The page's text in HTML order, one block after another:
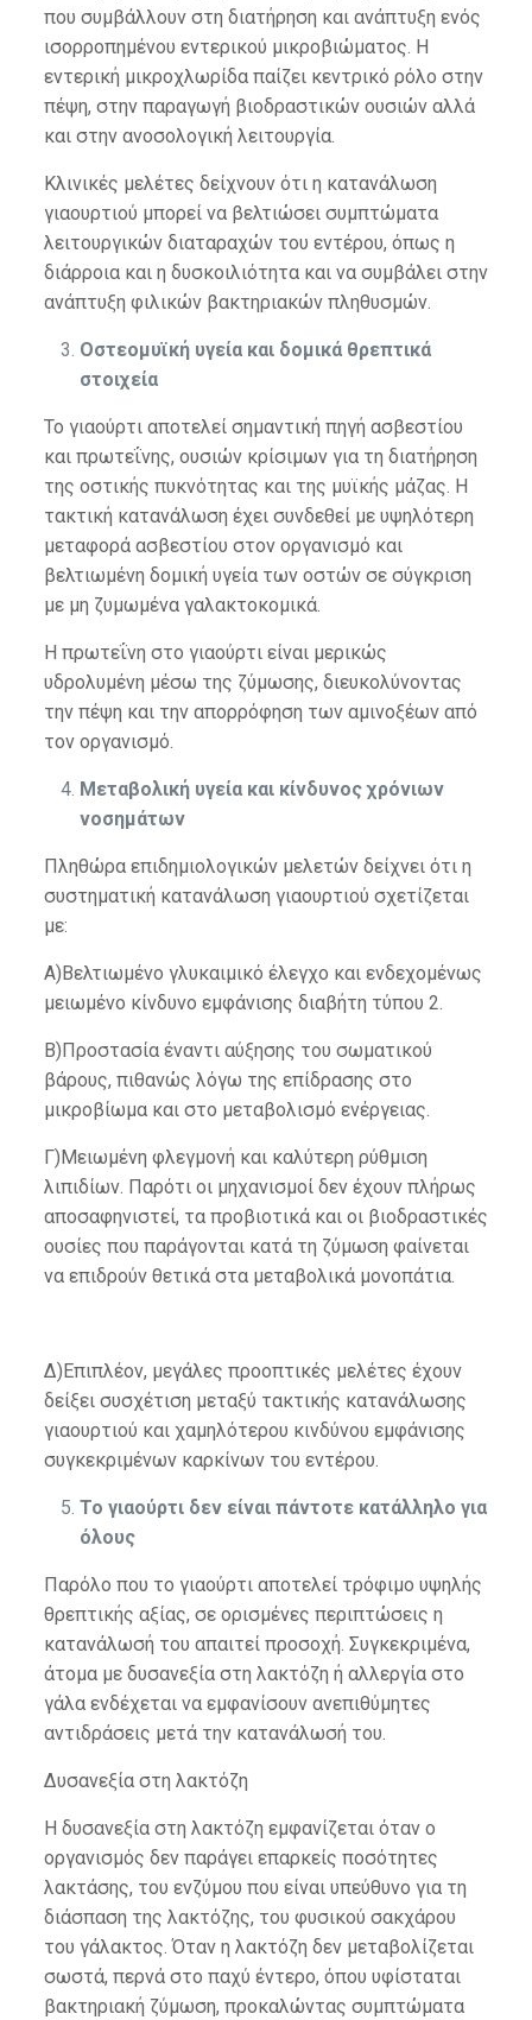
που συμβάλλουν στη διατήρηση και ανάπτυξη ενός
ισορροπημένου εντερικού μικροβιώματος. Η
εντερική μικροχλωρίδα παίζει κεντρικό ρόλο στην
πέψη, στην παραγωγή βιοδραστικών ουσιών αλλά
και στην ανοσολογική λειτουργία.
Κλινικές μελέτες δείχνουν ότι η κατανάλωση
γιαουρτιού μπορεί να βελτιώσει συμπτώματα
λειτουργικών διαταραχών του εντέρου, όπως η
διάρροια και η δυσκοιλιότητα και να συμβάλει στην
ανάπτυξη φιλικών βακτηριακών πληθυσμών.
Οστεομυϊκή υγεία και δομικά θρεπτικά
στοιχεία
Το γιαούρτι αποτελεί σημαντική πηγή ασβεστίου
και πρωτεΐνης, ουσιών κρίσιμων για τη διατήρηση
της οστικής πυκνότητας και της μυϊκής μάζας. Η
τακτική κατανάλωση έχει συνδεθεί με υψηλότερη
μεταφορά ασβεστίου στον οργανισμό και
βελτιωμένη δομική υγεία των οστών σε σύγκριση
με μη ζυμωμένα γαλακτοκομικά.
Η πρωτεΐνη στο γιαούρτι είναι μερικώς
υδρολυμένη μέσω της ζύμωσης, διευκολύνοντας
την πέψη και την απορρόφηση των αμινοξέων από
τον οργανισμό.
Μεταβολική υγεία και κίνδυνος χρόνιων
νοσημάτων
Πληθώρα επιδημιολογικών μελετών δείχνει ότι η
συστηματική κατανάλωση γιαουρτιού σχετίζεται
με:
Α)Βελτιωμένο γλυκαιμικό έλεγχο και ενδεχομένως
μειωμένο κίνδυνο εμφάνισης διαβήτη τύπου 2.
Β)Προστασία έναντι αύξησης του σωματικού
βάρους, πιθανώς λόγω της επίδρασης στο
μικροβίωμα και στο μεταβολισμό ενέργειας.
Γ)Μειωμένη φλεγμονή και καλύτερη ρύθμιση
λιπιδίων. Παρότι οι μηχανισμοί δεν έχουν πλήρως
αποσαφηνιστεί, τα προβιοτικά και οι βιοδραστικές
ουσίες που παράγονται κατά τη ζύμωση φαίνεται
να επιδρούν θετικά στα μεταβολικά μονοπάτια.
Δ)Επιπλέον, μεγάλες προοπτικές μελέτες έχουν
δείξει συσχέτιση μεταξύ τακτικής κατανάλωσης
γιαουρτιού και χαμηλότερου κινδύνου εμφάνισης
συγκεκριμένων καρκίνων του εντέρου.
Το γιαούρτι δεν είναι πάντοτε κατάλληλο για
όλους
Παρόλο που το γιαούρτι αποτελεί τρόφιμο υψηλής
θρεπτικής αξίας, σε ορισμένες περιπτώσεις η
κατανάλωσή του απαιτεί προσοχή. Συγκεκριμένα,
άτομα με δυσανεξία στη λακτόζη ή αλλεργία στο
γάλα ενδέχεται να εμφανίσουν ανεπιθύμητες
αντιδράσεις μετά την κατανάλωσή του.
Δυσανεξία στη λακτόζη
Η δυσανεξία στη λακτόζη εμφανίζεται όταν ο
οργανισμός δεν παράγει επαρκείς ποσότητες
λακτάσης, του ενζύμου που είναι υπεύθυνο για τη
διάσπαση της λακτόζης, του φυσικού σακχάρου
του γάλακτος. Όταν η λακτόζη δεν μεταβολίζεται
σωστά, περνά στο παχύ έντερο, όπου υφίσταται
βακτηριακή ζύμωση, προκαλώντας συμπτώματα